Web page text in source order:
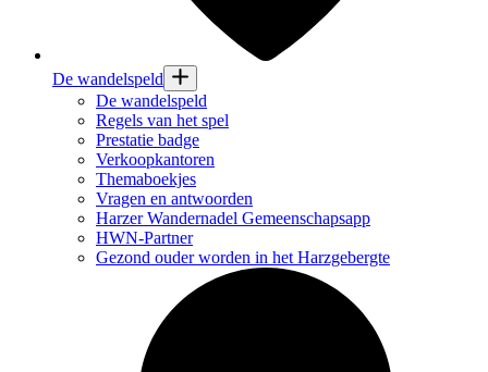
De wandelspeld
De wandelspeld
Regels van het spel
Prestatie badge
Verkoopkantoren
Themaboekjes
Vragen en antwoorden
Harzer Wandernadel Gemeenschapsapp
HWN-Partner
Gezond ouder worden in het Harzgebergte